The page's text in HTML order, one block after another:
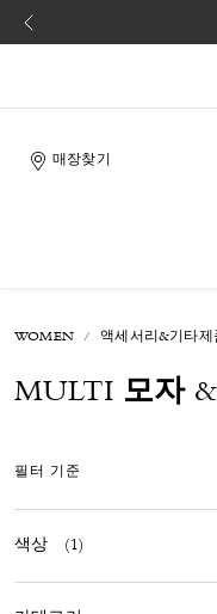
매장찾기
WOMEN 액세서리&기타제
MULTI 모자
필터 기준
색상 (1)